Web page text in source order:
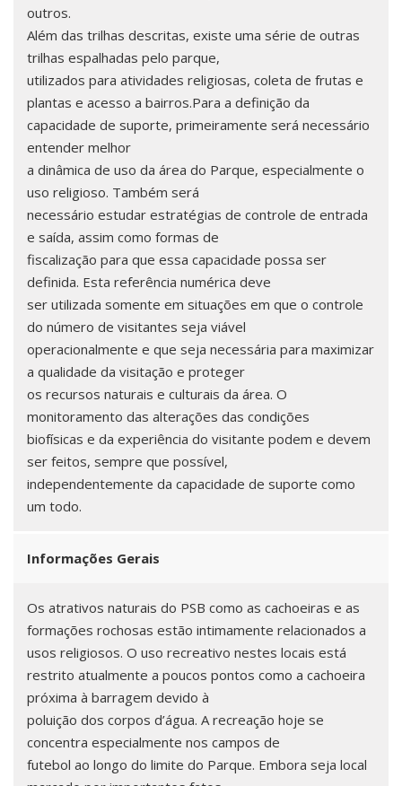
outros.
Além das trilhas descritas, existe uma série de outras
trilhas espalhadas pelo parque,
utilizados para atividades religiosas, coleta de frutas e
plantas e acesso a bairros.Para a definição da
capacidade de suporte, primeiramente será necessário
entender melhor
a dinâmica de uso da área do Parque, especialmente o
uso religioso. Também será
necessário estudar estratégias de controle de entrada
e saída, assim como formas de
fiscalização para que essa capacidade possa ser
definida. Esta referência numérica deve
ser utilizada somente em situações em que o controle
do número de visitantes seja viável
operacionalmente e que seja necessária para maximizar
a qualidade da visitação e proteger
os recursos naturais e culturais da área. O
monitoramento das alterações das condições
biofísicas e da experiência do visitante podem e devem
ser feitos, sempre que possível,
independentemente da capacidade de suporte como
um todo.
Informações Gerais
Os atrativos naturais do PSB como as cachoeiras e as
formações rochosas estão intimamente relacionados a
usos religiosos. O uso recreativo nestes locais está
restrito atualmente a poucos pontos como a cachoeira
próxima à barragem devido à
poluição dos corpos d’água. A recreação hoje se
concentra especialmente nos campos de
futebol ao longo do limite do Parque. Embora seja local